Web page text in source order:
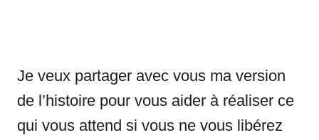
Je veux partager avec vous ma version
de l’histoire pour vous aider à réaliser ce
qui vous attend si vous ne vous libérez